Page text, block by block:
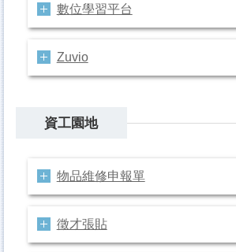
數位學習平台
Zuvio
資工園地
物品維修申報單
徵才張貼